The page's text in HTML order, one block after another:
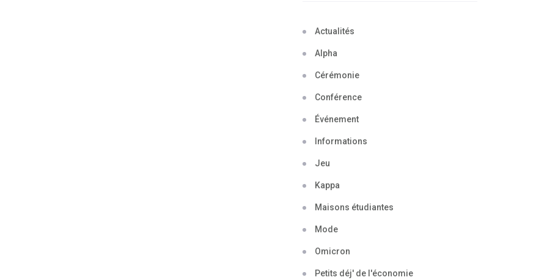
Actualités
Alpha
Cérémonie
Conférence
Événement
Informations
Jeu
Kappa
Maisons étudiantes
Mode
Omicron
Petits déj' de l'économie